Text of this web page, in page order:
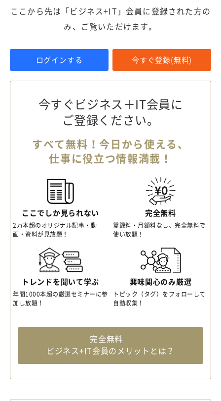
ここから先は「ビジネス+IT」会員に登録された方の
み、ご覧いただけます。
ログインする 今すぐ登録(無料)
今すぐビジネス＋IT会員に
ご登録ください。
すべて無料！今日から使える、
仕事に役立つ情報満載！
ここでしか見られない
2万本超のオリジナル記事・動
画・資料が見放題！
完全無料
登録料・月額料なし、完全無料で
使い放題！
トレンドを聞いて学ぶ
年間1000本超の厳選セミナーに参
加し放題！
興味関心のみ厳選
トピック（タグ）をフォローして
自動収集！
完全無料
ビジネス+IT会員のメリットとは？